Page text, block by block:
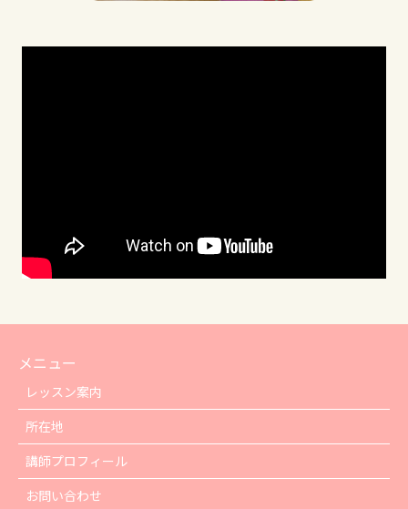
メニュー
レッスン案内
所在地
講師プロフィール
お問い合わせ